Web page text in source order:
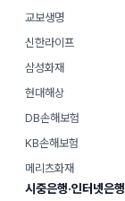
교보생명
신한라이프
삼성화재
현대해상
DB손해보험
KB손해보험
메리츠화재
시중은행·인터넷은행